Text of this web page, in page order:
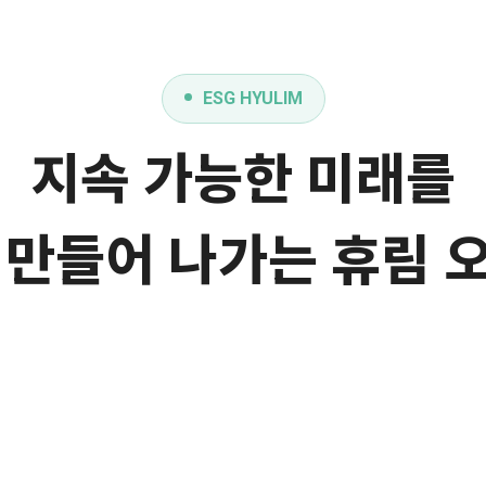
ESG HYULIM
지속 가능한 미래를
들어 나가는 휴림